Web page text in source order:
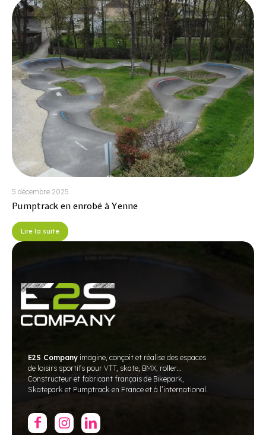
5 décembre 2025
Pumptrack en enrobé à Yenne
Lire la suite
E2S Company imagine, conçoit et réalise des espaces
de loisirs sportifs pour VTT, skate, BMX, roller...
Constructeur et fabricant français de Bikepark,
Skatepark et Pumptrack en France et à l’international.